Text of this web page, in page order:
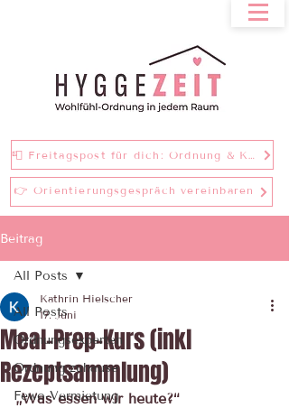
📮 Freitagspost für dich: Ordnung & Klarheit bei einer Tasse Tee
👉 Orientierungsgespräch vereinbaren
Beitrag
All Posts
Ordnungsexperten
Ordnung zuhause
Fewo-Vermietung
All Posts
Meal-Prep-Kurs (inkl
Rezeptsammlung)
Kathrin Hielscher
17. Juni
„Was essen wir heute?“